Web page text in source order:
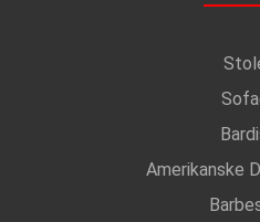
Amerikanske